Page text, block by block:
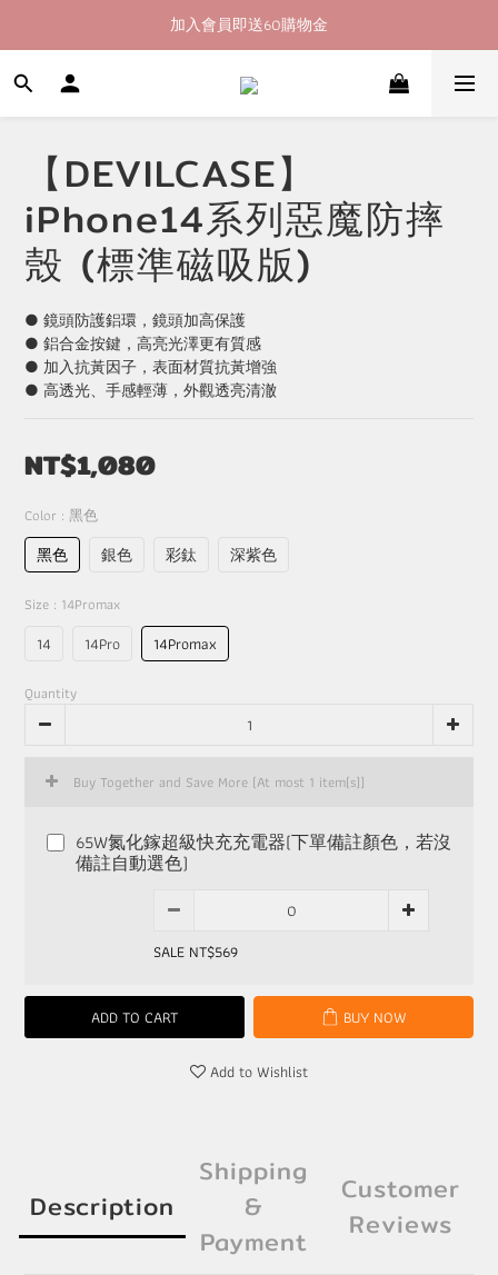
加入會員即送60購物金
加入會員即送60購物金
消費滿400即享超商取貨免運費
加入會員即送60購物金
【DEVILCASE】
iPhone14系列惡魔防摔
殼 (標準磁吸版)
● 鏡頭防護鋁環，鏡頭加高保護
● 鋁合金按鍵，高亮光澤更有質感
● 加入抗黃因子，表面材質抗黃增強
● 高透光、手感輕薄，外觀透亮清澈
NT$1,080
Color : 黑色
黑色 銀色 彩鈦 深紫色
Size : 14Promax
14 14Pro 14Promax
Quantity
Buy Together and Save More (At most 1 item(s))
65W氮化鎵超級快充充電器(下單備註顏色，若沒
備註自動選色)
SALE NT$569
ADD TO CART BUY NOW
Add to Wishlist
Description
Shipping
&
Payment
Customer
Reviews